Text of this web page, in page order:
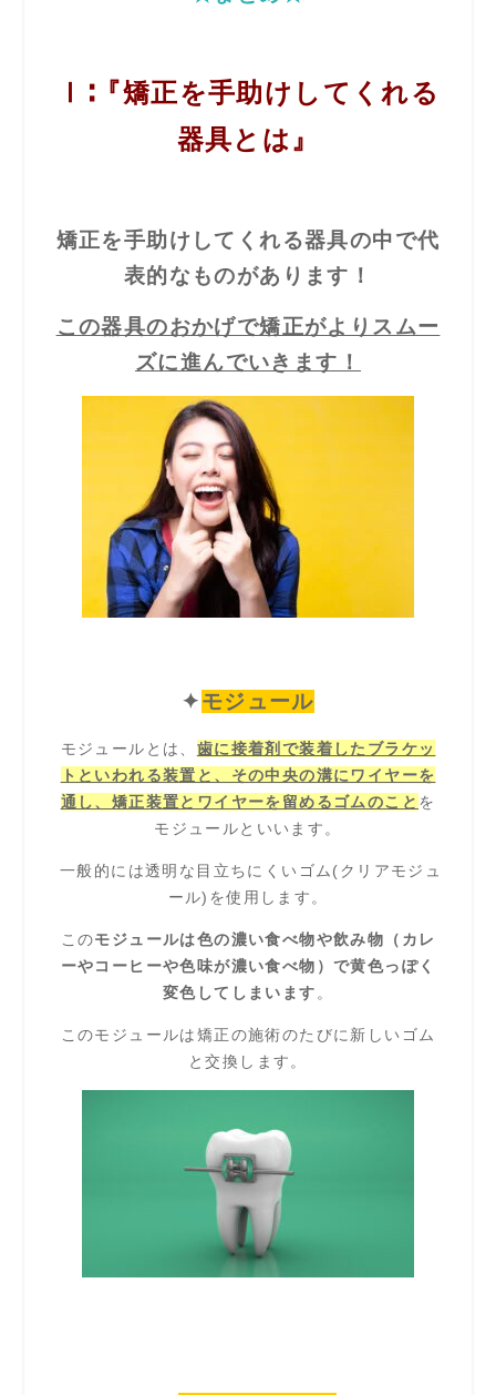
Ⅰ∶『矯正を手助けしてくれる
器具とは』
矯正を手助けしてくれる器具の中で代
表的なものがあります！
この器具のおかげで矯正がよりスムー
ズに進んでいきます！
✦モジュール
モジュールとは、 歯に接着剤で装着したブラケッ
トといわれる装置と、その中央の溝にワイヤーを
通し、矯正装置とワイヤーを留めるゴムのこと を
モジュールといいます。
一般的には透明な目立ちにくいゴム(クリアモジュ
ール)を使用します。
このモジュールは色の濃い食べ物や飲み物（カレ
ーやコーヒーや色味が濃い食べ物）で黄色っぽく
変色してしまいます 。
このモジュールは矯正の施術のたびに新しいゴム
と交換します。